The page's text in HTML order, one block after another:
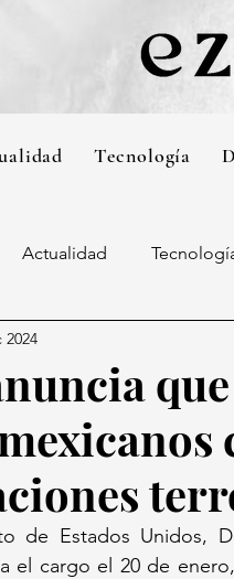
Tecnología
Actualidad
2024
de Estados Unidos,
el cargo el 20 de